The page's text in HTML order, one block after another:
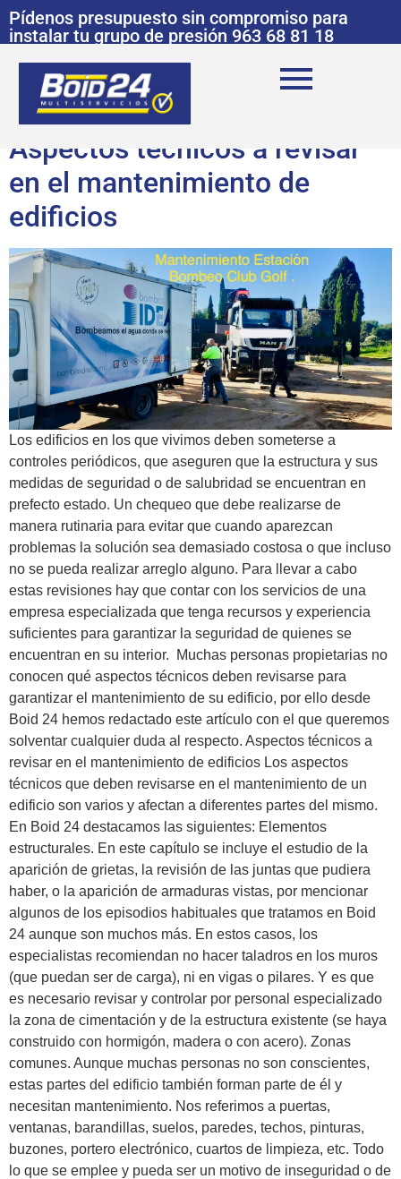
Pídenos presupuesto sin compromiso para
instalar tu grupo de presión 963 68 81 18
Aspectos técnicos a revisar
en el mantenimiento de
edificios
Los edificios en los que vivimos deben someterse a
controles periódicos, que aseguren que la estructura y sus
medidas de seguridad o de salubridad se encuentran en
prefecto estado. Un chequeo que debe realizarse de
manera rutinaria para evitar que cuando aparezcan
problemas la solución sea demasiado costosa o que incluso
no se pueda realizar arreglo alguno. Para llevar a cabo
estas revisiones hay que contar con los servicios de una
empresa especializada que tenga recursos y experiencia
suficientes para garantizar la seguridad de quienes se
encuentran en su interior. Muchas personas propietarias no
conocen qué aspectos técnicos deben revisarse para
garantizar el mantenimiento de su edificio, por ello desde
Boid 24 hemos redactado este artículo con el que queremos
solventar cualquier duda al respecto. Aspectos técnicos a
revisar en el mantenimiento de edificios Los aspectos
técnicos que deben revisarse en el mantenimiento de un
edificio son varios y afectan a diferentes partes del mismo.
En Boid 24 destacamos las siguientes: Elementos
estructurales. En este capítulo se incluye el estudio de la
aparición de grietas, la revisión de las juntas que pudiera
haber, o la aparición de armaduras vistas, por mencionar
algunos de los episodios habituales que tratamos en Boid
24 aunque son muchos más. En estos casos, los
especialistas recomiendan no hacer taladros en los muros
(que puedan ser de carga), ni en vigas o pilares. Y es que
es necesario revisar y controlar por personal especializado
la zona de cimentación y de la estructura existente (se haya
construido con hormigón, madera o con acero). Zonas
comunes. Aunque muchas personas no son conscientes,
estas partes del edificio también forman parte de él y
necesitan mantenimiento. Nos referimos a puertas,
ventanas, barandillas, suelos, paredes, techos, pinturas,
buzones, portero electrónico, cuartos de limpieza, etc. Todo
lo que se emplee y pueda ser un motivo de inseguridad o de